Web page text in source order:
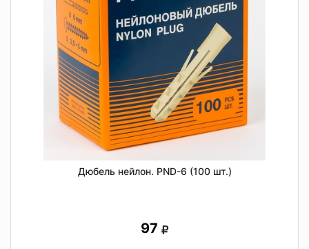
Дюбель нейлон. PND-6 (100 шт.)
97